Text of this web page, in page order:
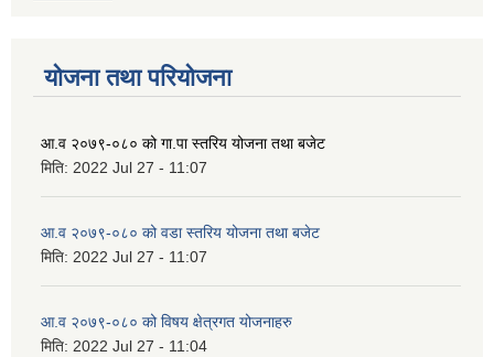
योजना तथा परियोजना
आ.व २०७९-०८० को गा.पा स्तरिय योजना तथा बजेट
मिति: 2022 Jul 27 - 11:07
आ.व २०७९-०८० को वडा स्तरिय योजना तथा बजेट
मिति: 2022 Jul 27 - 11:07
आ.व २०७९-०८० को विषय क्षेत्रगत योजनाहरु
मिति: 2022 Jul 27 - 11:04